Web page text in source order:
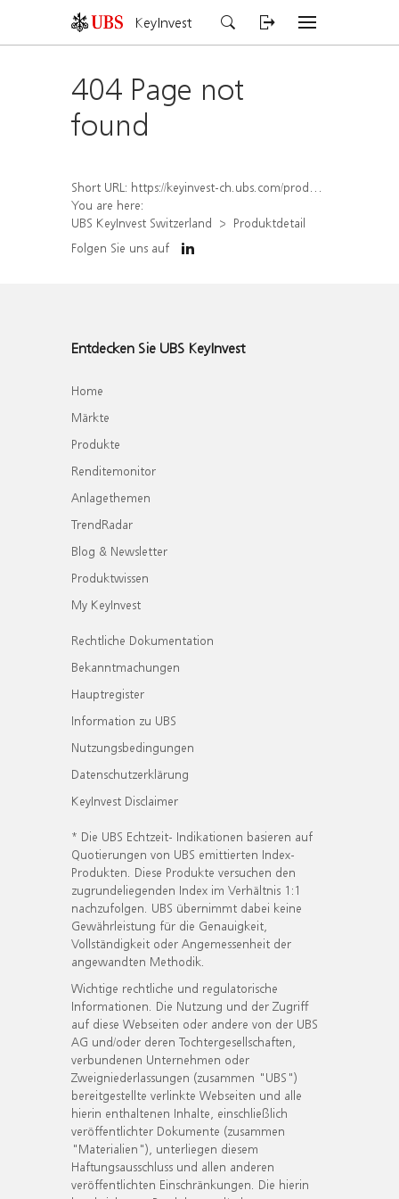
KeyInvest
404 Page not
found
Short URL: https://keyinvest-ch.ubs.com/produkt/detail/index/isin/CH1572297047
You are here:
UBS KeyInvest Switzerland
Produktdetail
Folgen Sie uns auf
Entdecken Sie UBS KeyInvest
Home
Märkte
Produkte
Renditemonitor
Anlagethemen
TrendRadar
Blog & Newsletter
Produktwissen
My KeyInvest
Rechtliche Dokumentation
Bekanntmachungen
Hauptregister
Information zu UBS
Nutzungsbedingungen
Datenschutzerklärung
KeyInvest Disclaimer
* Die UBS Echtzeit- Indikationen basieren auf
Quotierungen von UBS emittierten Index-
Produkten. Diese Produkte versuchen den
zugrundeliegenden Index im Verhältnis 1:1
nachzufolgen. UBS übernimmt dabei keine
Gewährleistung für die Genauigkeit,
Vollständigkeit oder Angemessenheit der
angewandten Methodik.
Wichtige rechtliche und regulatorische
Informationen. Die Nutzung und der Zugriff
auf diese Webseiten oder andere von der UBS
AG und/oder deren Tochtergesellschaften,
verbundenen Unternehmen oder
Zweigniederlassungen (zusammen "UBS")
bereitgestellte verlinkte Webseiten und alle
hierin enthaltenen Inhalte, einschließlich
veröffentlichter Dokumente (zusammen
"Materialien"), unterliegen diesem
Haftungsausschluss und allen anderen
veröffentlichten Einschränkungen. Die hierin